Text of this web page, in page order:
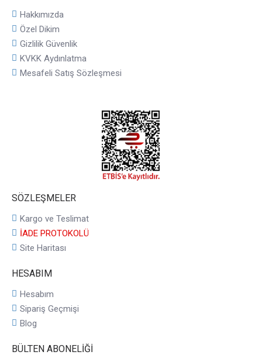
Hakkımızda
Özel Dikim
Gizlilik Güvenlik
KVKK Aydınlatma
Mesafeli Satış Sözleşmesi
SÖZLEŞMELER
Kargo ve Teslimat
İADE PROTOKOLÜ
Site Haritası
HESABIM
Hesabım
Sipariş Geçmişi
Blog
BÜLTEN ABONELIĞI